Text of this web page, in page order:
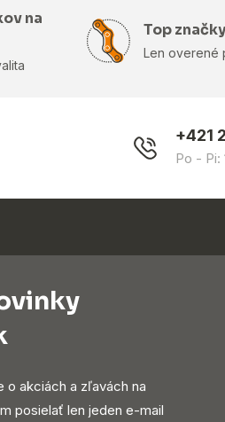
na
Top značky
Len overené
+421
Po - Pi:
o akciách a zľavách na
posielať len jeden e-mail